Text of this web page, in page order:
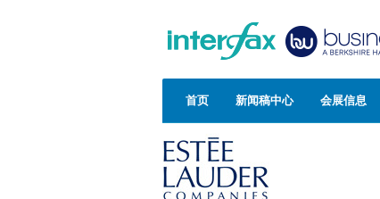
首页 新闻稿中心 会展信息